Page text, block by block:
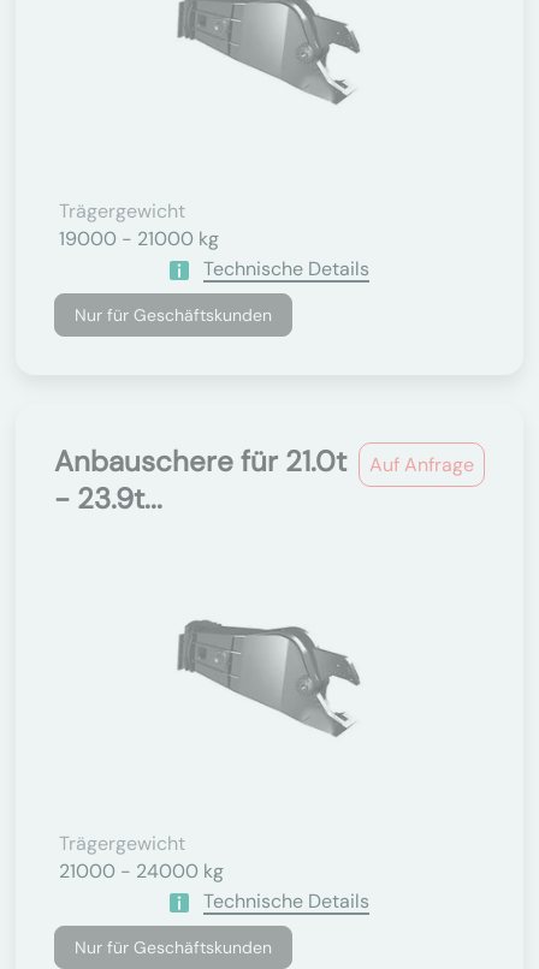
Trägergewicht
19000 - 21000 kg
Technische Details
Nur für Geschäftskunden
Auf Anfrage
Anbauschere für 21.0t
- 23.9t...
Trägergewicht
21000 - 24000 kg
Technische Details
Nur für Geschäftskunden